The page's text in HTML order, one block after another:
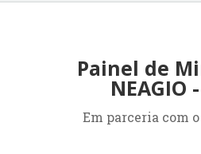
Painel de
NEAGIO
Em parceria com o